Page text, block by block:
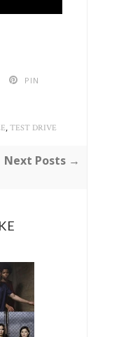
PIN
, TEST DRIVE
Next Posts →